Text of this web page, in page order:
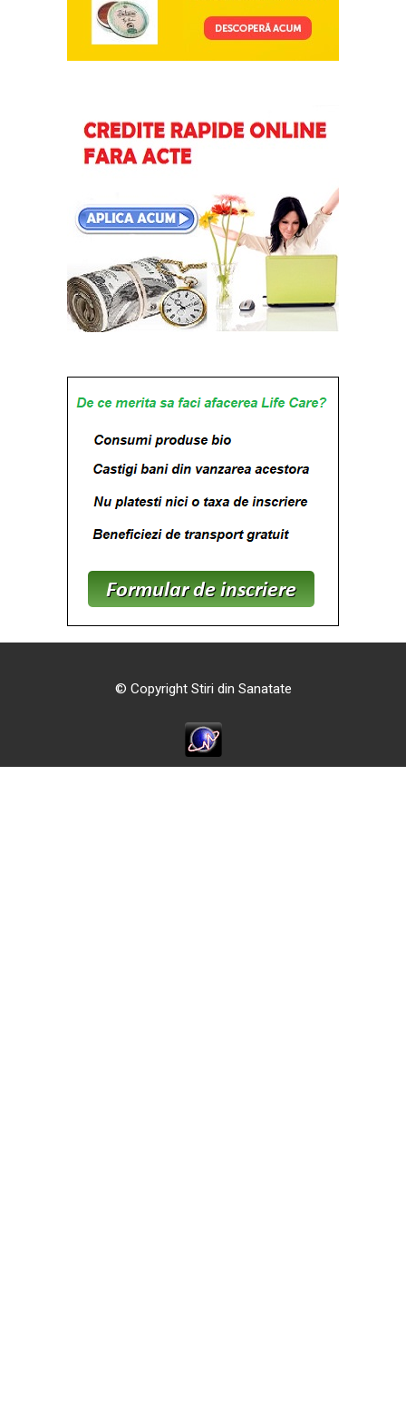
© Copyright Stiri din Sanatate